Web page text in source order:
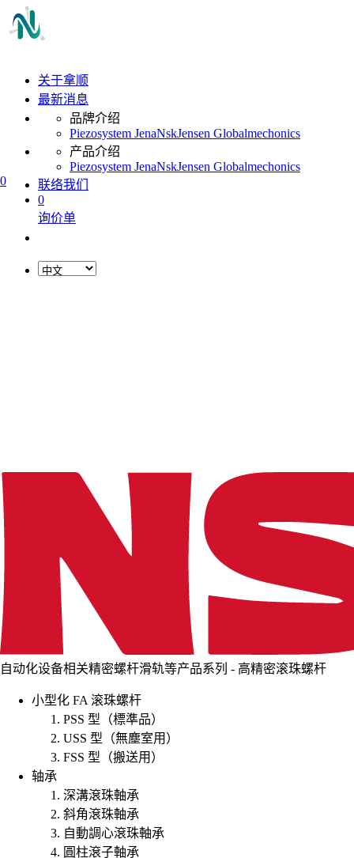
0
关于拿顺
最新消息
品牌介绍
Piezosystem JenaNskJensen Globalmechonics
产品介绍
Piezosystem JenaNskJensen Globalmechonics
联络我们
0
询价单
自动化设备相关精密螺杆滑轨等产品系列 - 高精密滚珠螺杆
小型化 FA 滚珠螺杆
PSS 型（標準品）
USS 型（無塵室用）
FSS 型（搬送用）
轴承
深溝滾珠軸承
斜角滾珠軸承
自動調心滾珠軸承
圓柱滾子軸承